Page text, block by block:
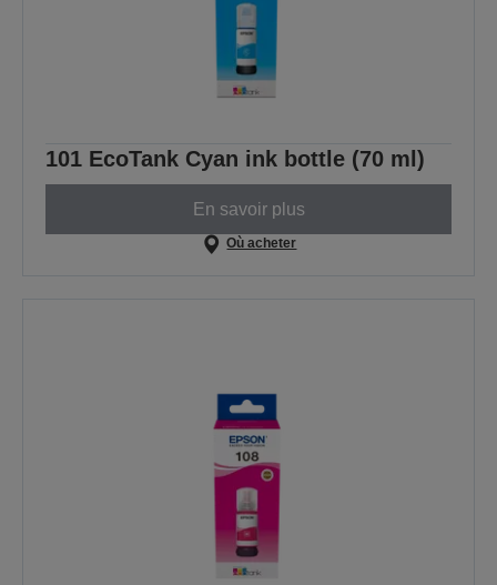
101 EcoTank Cyan ink bottle (70 ml)
En savoir plus
Où acheter